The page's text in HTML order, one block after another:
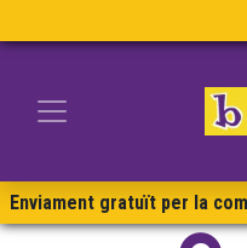
Enviament gratuït per la